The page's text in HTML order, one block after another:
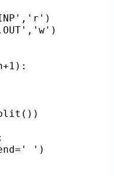
')